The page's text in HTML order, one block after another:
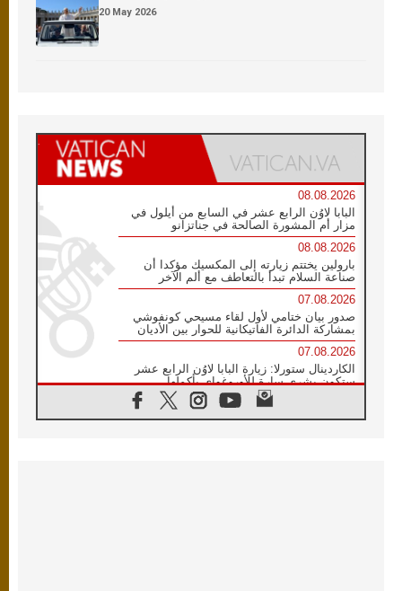
20 May 2026
08.08.2026
البابا لاوُن الرابع عشر في السابع من أيلول في
مزار أم المشورة الصالحة في جناتزانو
08.08.2026
بارولين يختتم زيارته إلى المكسيك مؤكدا أن
صناعة السلام تبدأ بالتعاطف مع ألم الآخر
07.08.2026
صدور بيان ختامي لأول لقاء مسيحي كونفوشي
بمشاركة الدائرة الفاتيكانية للحوار بين الأديان
07.08.2026
الكاردينال ستورلا: زيارة البابا لاوُن الرابع عشر
ستكون بشرى سارة للأوروغواي بأكملها
الفاتيكان يعلن برنامج الزيارة الرسولية للبابا لاوُن